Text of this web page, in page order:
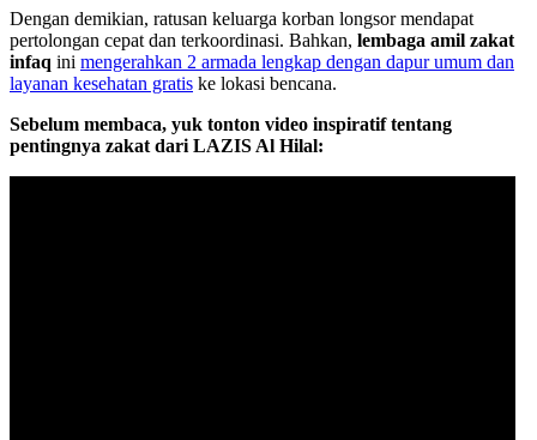
Dengan demikian, ratusan keluarga korban longsor mendapat
pertolongan cepat dan terkoordinasi. Bahkan, lembaga amil zakat
infaq ini mengerahkan 2 armada lengkap dengan dapur umum dan
layanan kesehatan gratis ke lokasi bencana.
Sebelum membaca, yuk tonton video inspiratif tentang
pentingnya zakat dari LAZIS Al Hilal: